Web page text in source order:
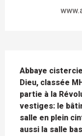
Abbaye
Dieu, classée
partie à la
vestiges: le
salle en plein
aussi la salle